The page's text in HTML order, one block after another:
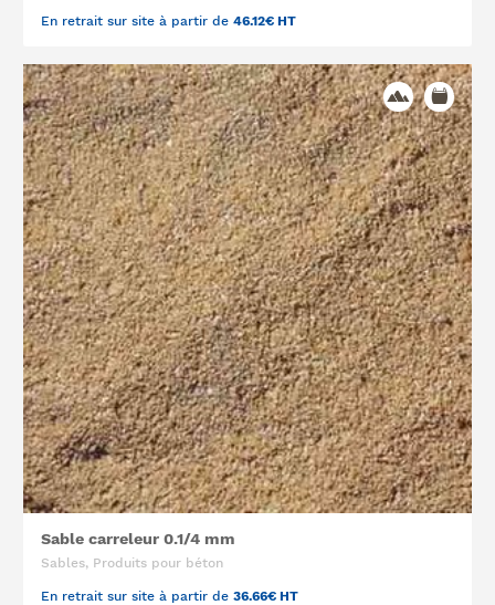
En retrait sur site à partir de 46.12€ HT
Sable carreleur 0.1/4 mm
Sables, Produits pour béton
En retrait sur site à partir de 36.66€ HT